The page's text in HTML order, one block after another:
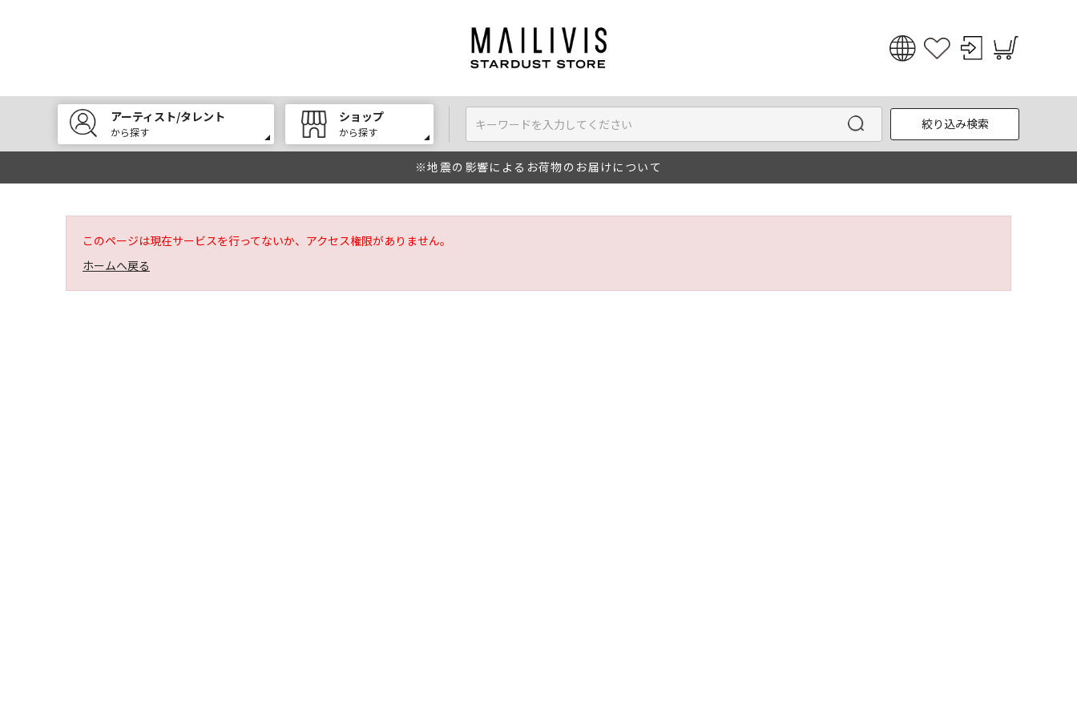
English
한국어
アーティスト/タレント
から探す
ショップ
から探す
絞り込み検索
※地震の影響によるお荷物のお届けについて
このページは現在サービスを行ってないか、アクセス権限がありません。
ホームへ戻る